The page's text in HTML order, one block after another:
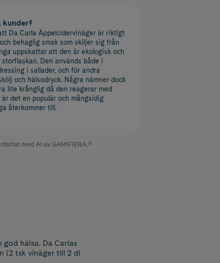
kunder?
Da Carla Äppelcidervinäger är riktigt
behaglig smak som skiljer sig från
uppskattar att den är ekologisk och
Den används både i
i sallader, och för andra
och hälsodryck. Några nämner dock
lite krånglig då den reagerar med
det en populär och mångsidig
återkommer till.
med AI av GAMIFIERA.®
hälsa. Da Carlas
(2 tsk vinäger till 2 dl